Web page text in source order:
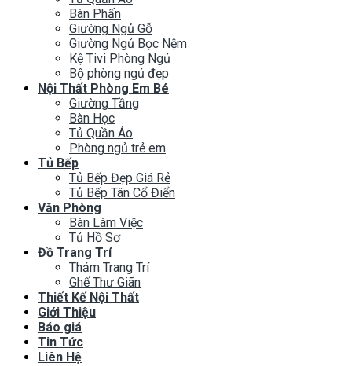
Bàn Phấn
Giường Ngủ Gỗ
Giường Ngủ Bọc Nệm
Kệ Tivi Phòng Ngủ
Bộ phòng ngủ đẹp
Nội Thất Phòng Em Bé
Giường Tầng
Bàn Học
Tủ Quần Áo
Phòng ngủ trẻ em
Tủ Bếp
Tủ Bếp Đẹp Giá Rẻ
Tủ Bếp Tân Cổ Điển
Văn Phòng
Bàn Làm Việc
Tủ Hồ Sơ
Đồ Trang Trí
Thảm Trang Trí
Ghế Thư Giãn
Thiết Kế Nội Thất
Giới Thiệu
Báo giá
Tin Tức
Liên Hệ